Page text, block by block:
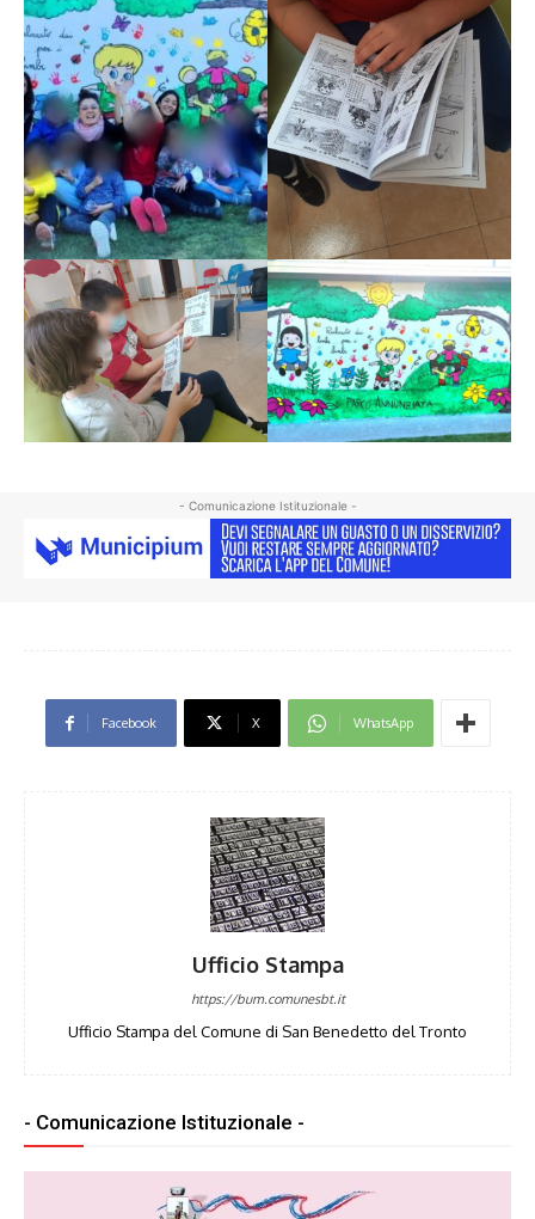
- Comunicazione Istituzionale -
Facebook X WhatsApp
Ufficio Stampa
https://bum.comunesbt.it
Ufficio Stampa del Comune di San Benedetto del Tronto
- Comunicazione Istituzionale -